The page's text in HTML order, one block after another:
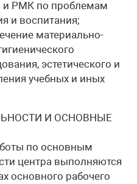
и РМК по проблемам
и воспитания;
материально-
эстетического и
учебных и иных
И ОСНОВНЫЕ
по основным
центра выполняются
основного рабочего